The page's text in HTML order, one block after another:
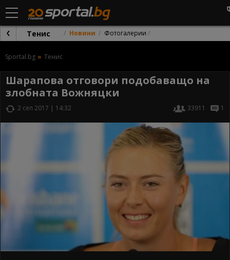
Тенис Новини Фотогалерии
Sportal.bg Тенис
Шарапова отговори подобаващо на
злобната Вожняцки
2 сеп 2017 | 14:32 33911 1